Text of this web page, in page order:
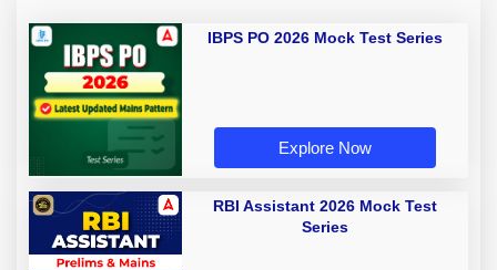
IBPS PO 2026 Mock Test Series
Explore Now
RBI Assistant 2026 Mock Test
Series